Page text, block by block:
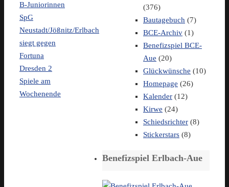
B-Juniorinnen
SpG
Neustadt/Jößnitz/Erlbach
siegt gegen
Fortuna
Dresden 2
Spiele am
Wochenende
(376)
Bautagebuch (7)
BCE-Archiv (1)
Benefizspiel BCE-
Aue (20)
Glückwünsche (10)
Homepage (26)
Kalender (12)
Kirwe (24)
Schiedsrichter (8)
Stickerstars (8)
Benefizspiel Erlbach-Aue